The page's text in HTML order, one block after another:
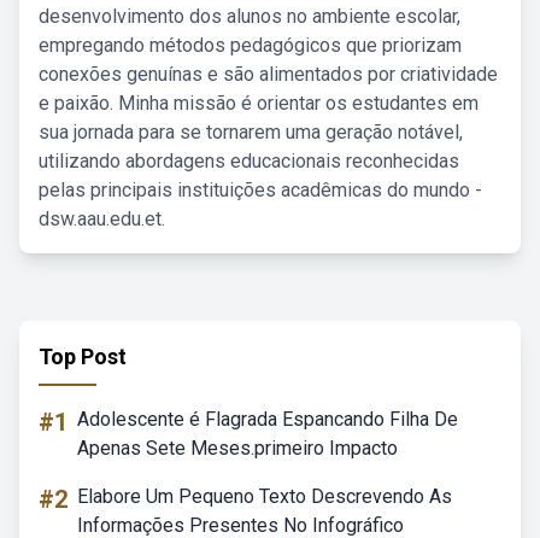
desenvolvimento dos alunos no ambiente escolar,
empregando métodos pedagógicos que priorizam
conexões genuínas e são alimentados por criatividade
e paixão. Minha missão é orientar os estudantes em
sua jornada para se tornarem uma geração notável,
utilizando abordagens educacionais reconhecidas
pelas principais instituições acadêmicas do mundo -
dsw.aau.edu.et.
Top Post
#1 Adolescente é Flagrada Espancando Filha De
Apenas Sete Meses.primeiro Impacto
#2 Elabore Um Pequeno Texto Descrevendo As
Informações Presentes No Infográfico